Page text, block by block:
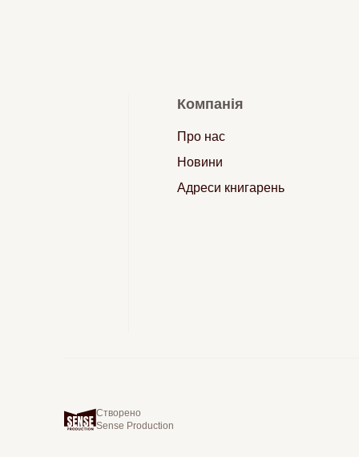
Компанія
Про нас
Новини
Адреси книгарень
Створено
Sense Production